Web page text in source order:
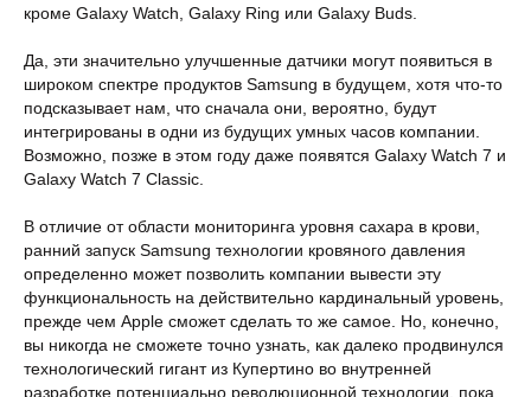
кроме Galaxy Watch, Galaxy Ring или Galaxy Buds.
Да, эти значительно улучшенные датчики могут появиться в
широком спектре продуктов Samsung в будущем, хотя что-то
подсказывает нам, что сначала они, вероятно, будут
интегрированы в одни из будущих умных часов компании.
Возможно, позже в этом году даже появятся Galaxy Watch 7 и
Galaxy Watch 7 Classic.
В отличие от области мониторинга уровня сахара в крови,
ранний запуск Samsung технологии кровяного давления
определенно может позволить компании вывести эту
функциональность на действительно кардинальный уровень,
прежде чем Apple сможет сделать то же самое. Но, конечно,
вы никогда не сможете точно узнать, как далеко продвинулся
технологический гигант из Купертино во внутренней
разработке потенциально революционной технологии, пока